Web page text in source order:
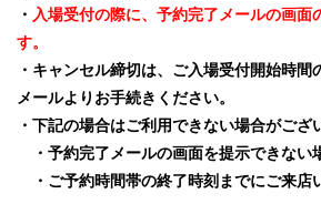
・ 入場受付の際に、予約完了メールの画面
す。
・キャンセル締切は、ご入場受付開始時間
メールよりお手続きください。
・下記の場合はご利用できない場合がござ
・予約完了メールの画面を提示できない
・ご予約時間帯の終了時刻までにご来店